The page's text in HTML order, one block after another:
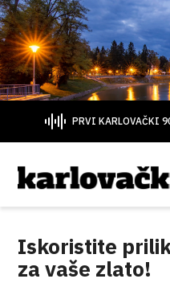
PRVI KARLOVAČKI
Iskoristite
za vaše zlato!